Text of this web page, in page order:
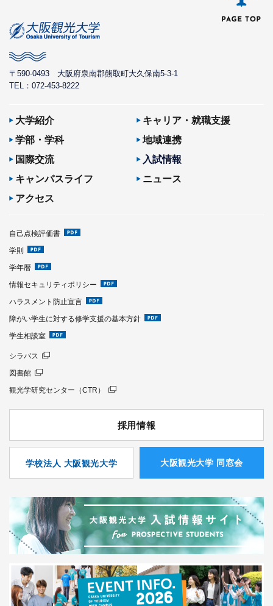
〒590-0493 大阪府泉南郡熊取町大久保南5-3-1
TEL：072-453-8222
大学紹介
キャリア・就職支援
学部・学科
地域連携
国際交流
入試情報
キャンパスライフ
ニュース
アクセス
自己点検評価書
学則
学年暦
情報セキュリティポリシー
ハラスメント防止宣言
障がい学生に対する修学支援の基本方針
学生相談室
シラバス
図書館
観光学研究センター（CTR）
採用情報
学校法人 大阪観光大学 ⼤阪観光⼤学 同窓会